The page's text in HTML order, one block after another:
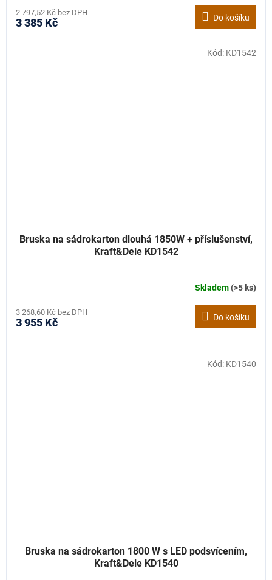
2 797,52 Kč bez DPH
3 385 Kč Do košíku
Bruska na sádrokarton dlouhá 1850W + příslušenství,
Kraft&Dele KD1542
Skladem(>5 ks)
3 268,60 Kč bez DPH
3 955 Kč Do košíku
Kód: KD1542
Bruska na sádrokarton 1800 W s LED podsvícením,
Kraft&Dele KD1540
Kód: KD1540